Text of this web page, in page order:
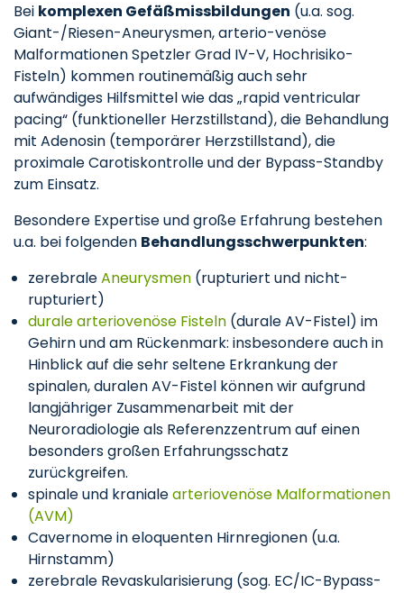
Bei komplexen Gefäßmissbildungen (u.a. sog.
Giant-/Riesen-Aneurysmen, arterio-venöse
Malformationen Spetzler Grad IV-V, Hochrisiko-
Fisteln) kommen routinemäßig auch sehr
aufwändiges Hilfsmittel wie das „rapid ventricular
pacing“ (funktioneller Herzstillstand), die Behandlung
mit Adenosin (temporärer Herzstillstand), die
proximale Carotiskontrolle und der Bypass-Standby
zum Einsatz.
Besondere Expertise und große Erfahrung bestehen
u.a. bei folgenden Behandlungsschwerpunkten:
zerebraleAneurysmen (rupturiert und nicht-
rupturiert)
durale arteriovenöse Fisteln (durale AV-Fistel) im
Gehirn und am Rückenmark: insbesondere auch in
Hinblick auf die sehr seltene Erkrankung der
spinalen, duralen AV-Fistel können wir aufgrund
langjähriger Zusammenarbeit mit der
Neuroradiologie als Referenzzentrum auf einen
besonders großen Erfahrungsschatz
zurückgreifen.
spinale und kranialearteriovenöse Malformationen
(AVM)
Cavernome in eloquenten Hirnregionen (u.a.
Hirnstamm)
zerebrale Revaskularisierung (sog. EC/IC-Bypass-